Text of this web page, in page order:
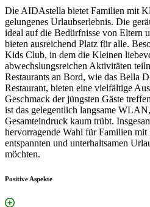
Die AIDAstella bietet Familien mit
gelungenes Urlaubserlebnis. Die
ideal auf die Bedürfnisse von Eltern
bieten ausreichend Platz für alle.
Kids Club, in dem die Kleinen
abwechslungsreichen Aktivitäten
Restaurants an Bord, wie das Bella
Restaurant, bieten eine vielfältige
Geschmack der jüngsten Gäste
ist das gelegentlich langsame
Gesamteindruck kaum trübt.
hervorragende Wahl für Familien
entspannten und unterhaltsamen
möchten.
Positive Aspekte